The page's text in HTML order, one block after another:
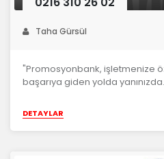
Taha Gürsül
"Promosyonbank, işletmenize
başarıya giden yolda
DETAYLAR